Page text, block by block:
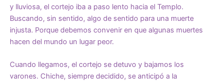
y lluviosa, el cortejo iba a paso lento hacia el Templo.
Buscando, sin sentido, algo de sentido para una muerte
injusta. Porque debemos convenir en que algunas muertes
hacen del mundo un lugar peor.
Cuando llegamos, el cortejo se detuvo y bajamos los
varones. Chiche, siempre decidido, se anticipó a la